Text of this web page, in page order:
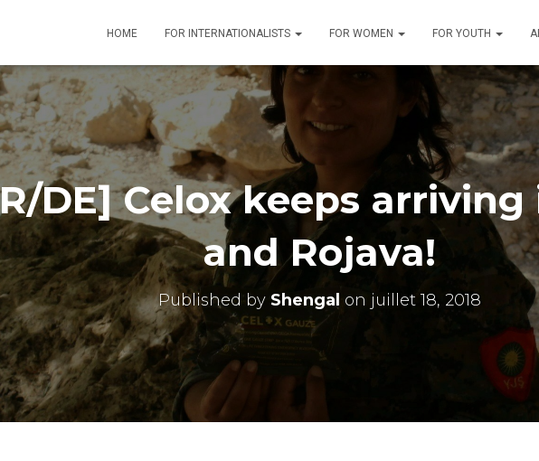
HOME FOR INTERNATIONALISTS FOR WOMEN FOR YOUTH
DE] Celox keeps
and Rojava!
Published by Shengal on juillet 18, 2018